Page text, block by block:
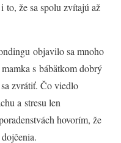
to, že sa spolu zvítajú až
objavilo sa mnoho
s bábätkom dobrý
zvrátiť. Čo viedlo
a stresu len
hovorím, že